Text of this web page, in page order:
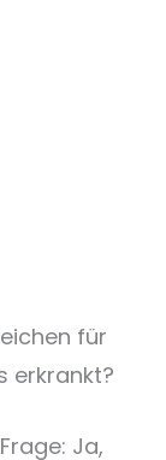
für
erkrankt?
Ja,